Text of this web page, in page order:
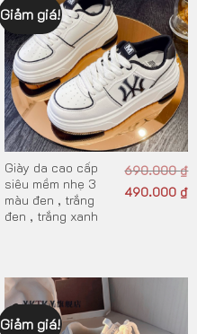
Giảm giá!
Giày da cao cấp
siêu mềm nhẹ 3
màu đen , trắng
đen , trắng xanh
690.000₫
490.000 ₫
Giảm giá!